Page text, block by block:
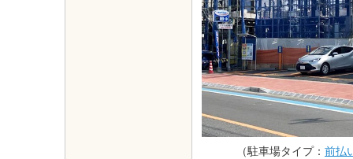
（駐車場タイプ： 前払